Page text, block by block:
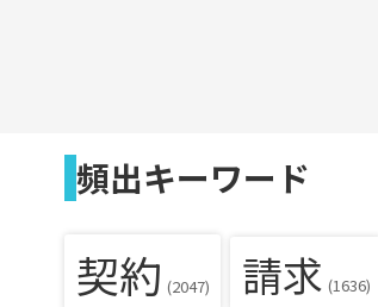
頻出キーワード
契約 (2047) 請求 (1636)